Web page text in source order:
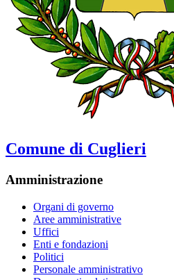
Comune di Cuglieri
Amministrazione
Organi di governo
Aree amministrative
Uffici
Enti e fondazioni
Politici
Personale amministrativo